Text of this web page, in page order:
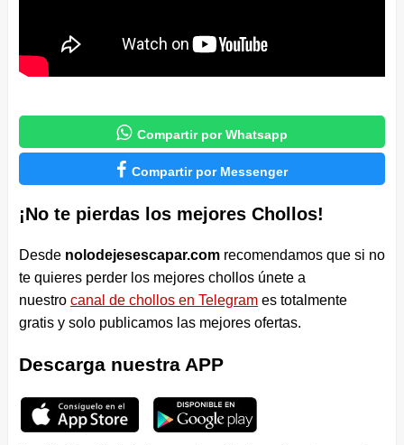
 Compartir por Whatsapp
 Compartir por Messenger
¡No te pierdas los mejores Chollos!
Desde nolodejesescapar.comrecomendamos que si no
te quieres perder los mejores chollos únete a
nuestro canal de chollos en Telegrames totalmente
gratis y solo publicamos las mejores ofertas.
Descarga nuestra APP